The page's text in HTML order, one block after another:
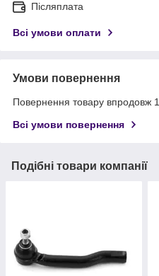
Післяплата
Всі умови оплати
Умови повернення
Повернення товару впродовж
Всі умови повернення
Подібні товари компанії